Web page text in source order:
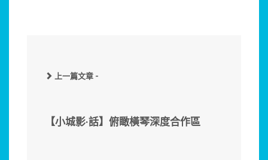
上一篇文章 -
【小城影·話】俯瞰橫琴深度合作區